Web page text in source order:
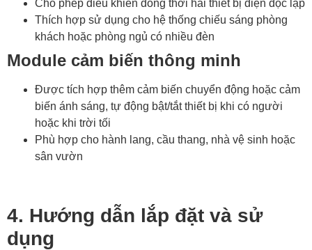
Cho phép điều khiển đồng thời hai thiết bị điện độc lập
Thích hợp sử dụng cho hệ thống chiếu sáng phòng
khách hoặc phòng ngủ có nhiều đèn
Module cảm biến thông minh
Được tích hợp thêm cảm biến chuyển động hoặc cảm
biến ánh sáng, tự động bật/tắt thiết bị khi có người
hoặc khi trời tối
Phù hợp cho hành lang, cầu thang, nhà vệ sinh hoặc
sân vườn
4. Hướng dẫn lắp đặt và sử
dụng